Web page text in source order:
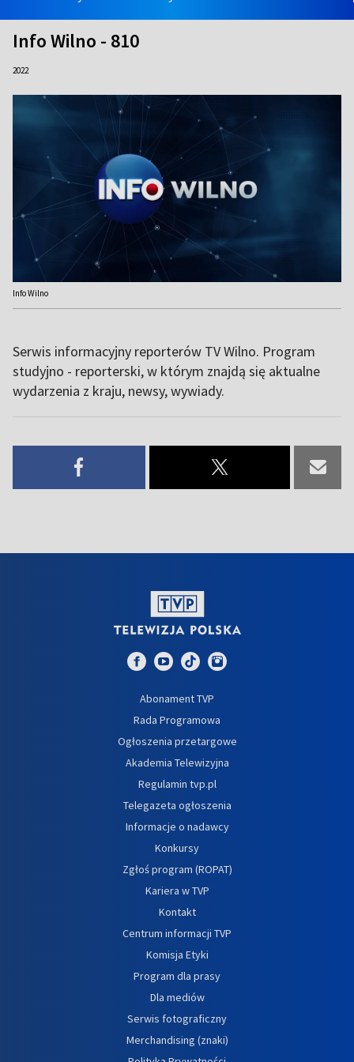
Info Wilno - 810
2022
Info Wilno
Serwis informacyjny reporterów TV Wilno. Program
studyjno - reporterski, w którym znajdą się aktualne
wydarzenia z kraju, newsy, wywiady.
Abonament TVP
Rada Programowa
Ogłoszenia przetargowe
Akademia Telewizyjna
Regulamin tvp.pl
Telegazeta ogłoszenia
Informacje o nadawcy
Konkursy
Zgłoś program (ROPAT)
Kariera w TVP
Kontakt
Centrum informacji TVP
Komisja Etyki
Program dla prasy
Dla mediów
Serwis fotograficzny
Merchandising (znaki)